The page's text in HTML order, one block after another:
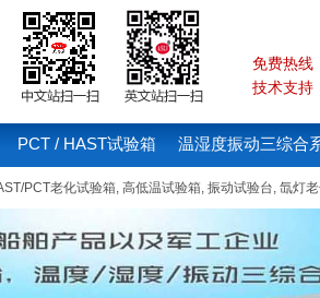
免费热线
技术支持
PCT / HAST试验箱 温湿度振动三综合
PCT老化试验箱, 高低温试验箱, 振动试验台, 氙灯